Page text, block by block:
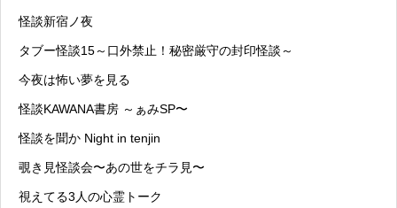
怪談新宿ノ夜
タブー怪談15～口外禁止！秘密厳守の封印怪談～
今夜は怖い夢を見る
怪談KAWANA書房 ～ぁみSP〜
怪談を聞か Night in tenjin
覗き見怪談会〜あの世をチラ見〜
視えてる3人の心霊トーク